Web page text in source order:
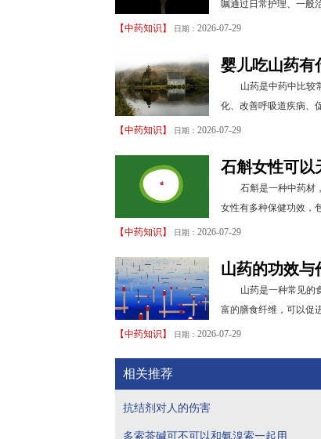
嘱通过日常护理、一般
【中药知识 】 日期： 2026-07-29
婴儿吃山药有
山药是中药中比较
化、改善呼吸道疾病、
【中药知识 】 日期： 2026-07-29
石斛女性可以
石斛是一种中药材
女性有多种保健功效，
【中药知识 】 日期： 2026-07-29
山药的功效与
山药是一种常见的
富的膳食纤维，可以促
【中药知识 】 日期： 2026-07-29
相关推荐
抗结剂对人的伤害
多索茶碱可不可以和氨溴索一起用